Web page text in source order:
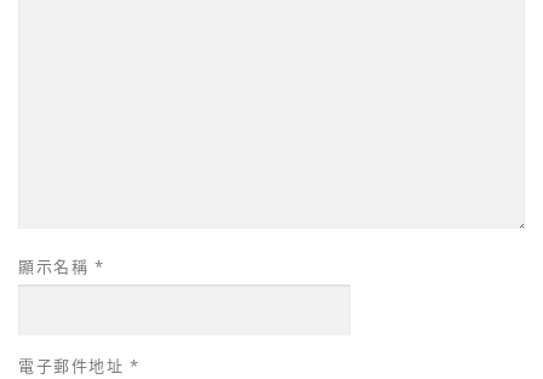
顯示名稱 *
電子郵件地址 *